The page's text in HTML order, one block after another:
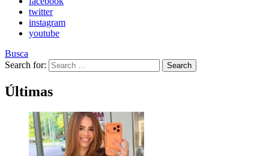
twitter
instagram
youtube
Busca
Search for:
Search
Últimas